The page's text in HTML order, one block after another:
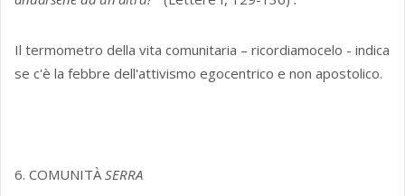
Il termometro della vita comunitaria – ricordiamocelo - indica
se c'è la febbre dell'attivismo egocentrico e non apostolico.
6. COMUNITÀSERRA